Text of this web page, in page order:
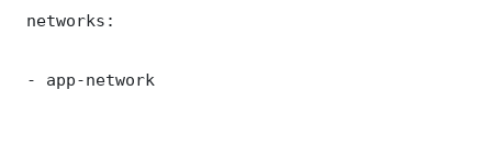
networks:
- app-network